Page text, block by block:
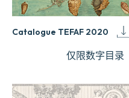
Catalogue TEFAF 2020
仅限数字目录